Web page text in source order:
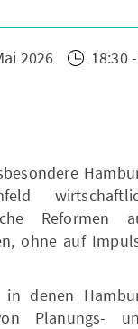
2026 18:30
Reformen
ohne auf
in denen
Planungs-